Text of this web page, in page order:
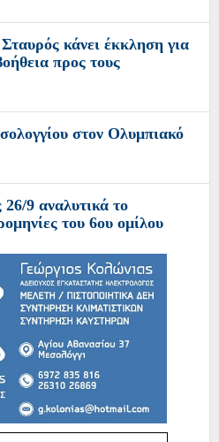
κάνει έκκληση για
προς τους
στον Ολυμπιακό
9 αναλυτικά το
του 6ου ομίλου